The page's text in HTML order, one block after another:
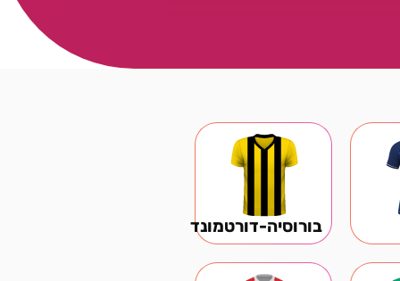
בורוסיה-דורטמונד